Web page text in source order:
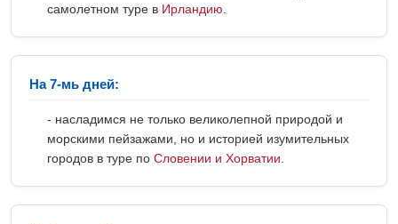
самолетном туре в Ирландию
На 7-мь дней:
- насладимся не только великолепной природой и
морскими пейзажами, но и историей изумительных
городов в туре по Словении и Хорватии